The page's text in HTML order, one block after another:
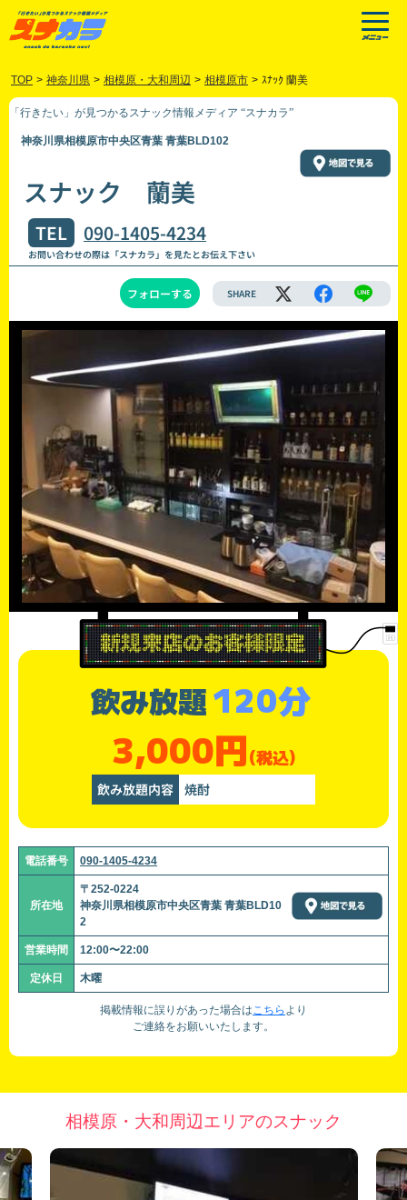
TOP > 神奈川県 > 相模原・大和周辺 > 相模原市 > ｽﾅｯｸ 蘭美
「行きたい」が見つかるスナック情報メディア “スナカラ”
神奈川県相模原市中央区青葉 青葉BLD102
スナック 蘭美
TEL 090-1405-4234
お問い合わせの際は「スナカラ」を見たとお伝え下さい
フォローする SHARE
飲み放題120分
3,000円(税込)
飲み放題内容 焼酎
電話番号 090-1405-4234
所在地
〒252-0224
神奈川県相模原市中央区青葉 青葉BLD10
2
営業時間 12:00〜22:00
定休日 木曜
掲載情報に誤りがあった場合はこちら より
ご連絡をお願いいたします。
相模原・大和周辺エリアのスナック